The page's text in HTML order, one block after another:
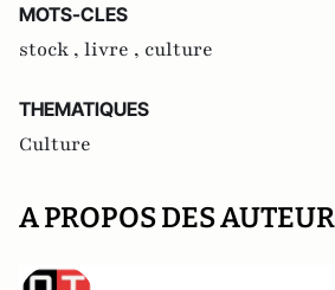
MOTS-CLES
stock , livre , culture
THEMATIQUES
Culture
A PROPOS DES